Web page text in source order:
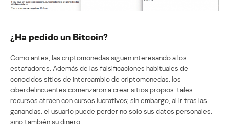
¿Ha pedido un Bitcoin?
Como antes, las criptomonedas siguen interesando a los
estafadores. Además de las falsificaciones habituales de
conocidos sitios de intercambio de criptomonedas, los
ciberdelincuentes comenzaron a crear sitios propios: tales
recursos atraen con cursos lucrativos; sin embargo, al ir tras las
ganancias, el usuario puede perder no solo sus datos personales,
sino también su dinero.